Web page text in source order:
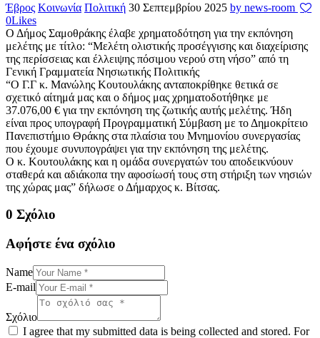
Έβρος Κοινωνία Πολιτική 30 Σεπτεμβρίου 2025 by news-room
0Likes
Ο Δήμος Σαμοθράκης έλαβε χρηματοδότηση για την εκπόνηση
μελέτης με τίτλο: “Μελέτη ολιστικής προσέγγισης και διαχείρισης
της περίσσειας και έλλειψης πόσιμου νερού στη νήσο” από τη
Γενική Γραμματεία Νησιωτικής Πολιτικής
“Ο Γ.Γ κ. Μανώλης Κουτουλάκης ανταποκρίθηκε θετικά σε
σχετικό αίτημά μας και ο δήμος μας χρηματοδοτήθηκε με
37.076,00 € για την εκπόνηση της ζωτικής αυτής μελέτης. Ήδη
είναι προς υπογραφή Προγραμματική Σύμβαση με το Δημοκρίτειο
Πανεπιστήμιο Θράκης στα πλαίσια του Μνημονίου συνεργασίας
που έχουμε συνυπογράψει για την εκπόνηση της μελέτης.
Ο κ. Κουτουλάκης και η ομάδα συνεργατών του αποδεικνύουν
σταθερά και αδιάκοπα την αφοσίωσή τους στη στήριξη των νησιών
της χώρας μας” δήλωσε ο Δήμαρχος κ. Βίτσας.
0 Σχόλιο
Αφήστε ένα σχόλιο
Name
E-mail
Σχόλιο
I agree that my submitted data is being collected and stored. For